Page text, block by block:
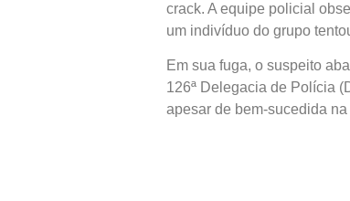
crack. A equipe policial
um indivíduo do grupo
Em sua fuga, o suspeito
126ª Delegacia de Polícia
apesar de bem-sucedida